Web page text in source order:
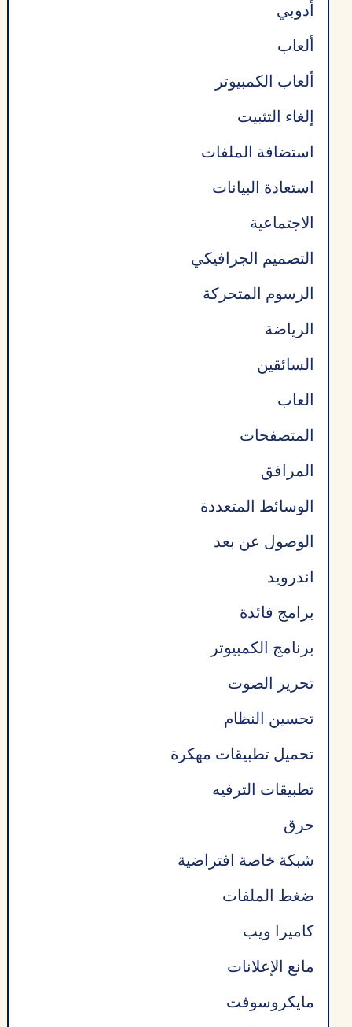
أدوبي
ألعاب
ألعاب الكمبيوتر
إلغاء التثبيت
استضافة الملفات
استعادة البيانات
الاجتماعية
التصميم الجرافيكي
الرسوم المتحركة
الرياضة
السائقين
العاب
المتصفحات
المرافق
الوسائط المتعددة
الوصول عن بعد
اندرويد
برامج فائدة
برنامج الكمبيوتر
تحرير الصوت
تحسين النظام
تحميل تطبيقات مهكرة
تطبيقات الترفيه
حرق
شبكة خاصة افتراضية
ضغط الملفات
كاميرا ويب
مانع الإعلانات
مايكروسوفت